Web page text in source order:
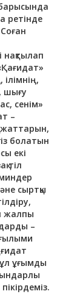
ретінде
нақтылап
шығу
сенім»
–
болатын
екі
тіл
сыртқы
жалпы
–
ұғымды